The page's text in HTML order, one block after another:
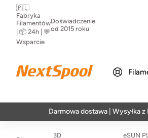
🇵🇱
Fabryka
Filamentów
| 📦 24h | 💬
Wsparcie
Doświadczenie
od 2015 roku
Darmowa dostawa | Wysyłka z Polski |
3D
eSUN